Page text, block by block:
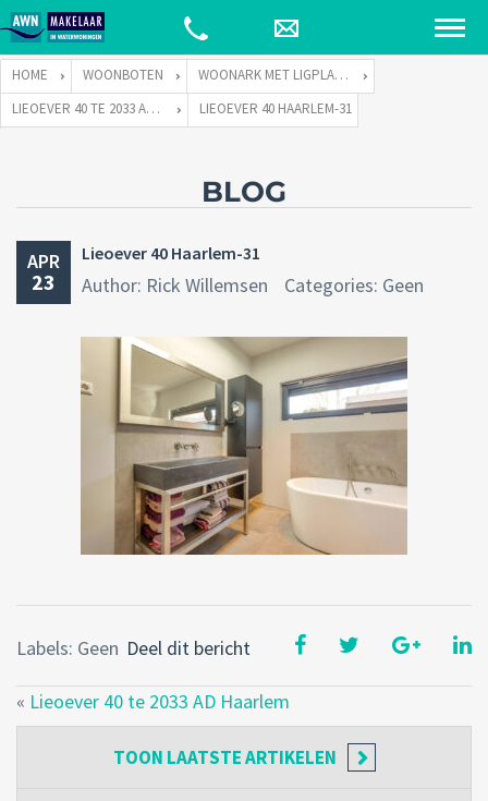
HOME WOONBOTEN
WOONARK MET LIGPLAATS
LIEOEVER 40 TE 2033 AD HAARLEM
LIEOEVER 40 HAARLEM-31
BLOG
APR
23
Lieoever 40 Haarlem-31
Author: Rick Willemsen Categories: Geen
Deel dit bericht
Labels: Geen
« Lieoever 40 te 2033 AD Haarlem
TOON LAATSTE ARTIKELEN